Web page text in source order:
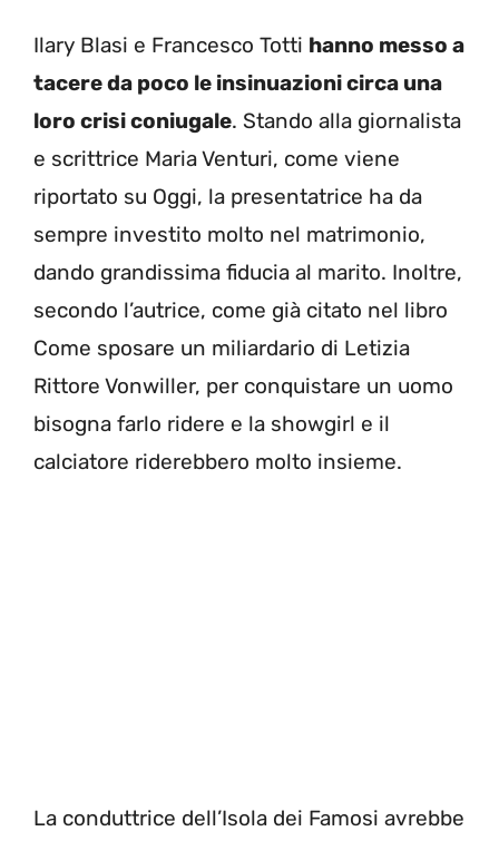
Ilary Blasi e Francesco Totti hanno messo a
tacere da poco le insinuazioni circa una
loro crisi coniugale. Stando alla giornalista
e scrittrice Maria Venturi, come viene
riportato su Oggi, la presentatrice ha da
sempre investito molto nel matrimonio,
dando grandissima fiducia al marito. Inoltre,
secondo l’autrice, come già citato nel libro
Come sposare un miliardario di Letizia
Rittore Vonwiller, per conquistare un uomo
bisogna farlo ridere e la showgirl e il
calciatore riderebbero molto insieme.
La conduttrice dell’Isola dei Famosi avrebbe